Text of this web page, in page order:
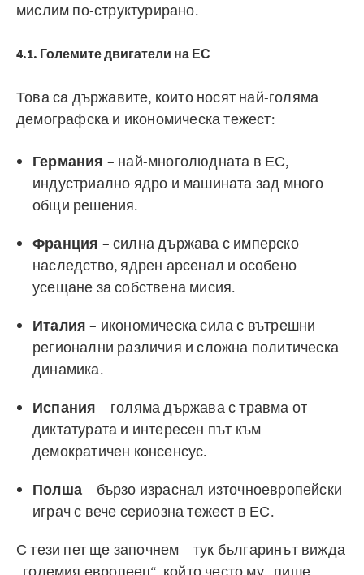
мислим по-структурирано.
4.1. Големите двигатели на ЕС
Това са държавите, които носят най-голяма
демографска и икономическа тежест:
Германия – най-многолюдната в ЕС,
индустриално ядро и машината зад много
общи решения.
Франция – силна държава с имперско
наследство, ядрен арсенал и особено
усещане за собствена мисия.
Италия – икономическа сила с вътрешни
регионални различия и сложна политическа
динамика.
Испания – голяма държава с травма от
диктатурата и интересен път към
демократичен консенсус.
Полша– бързо израснал източноевропейски
играч с вече сериозна тежест в ЕС.
С тези пет ще започнем – тук българинът вижда